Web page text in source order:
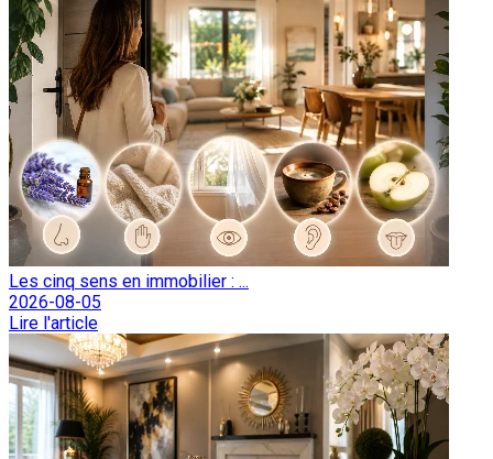
Les cinq sens en immobilier : ...
2026-08-05
Lire l'article